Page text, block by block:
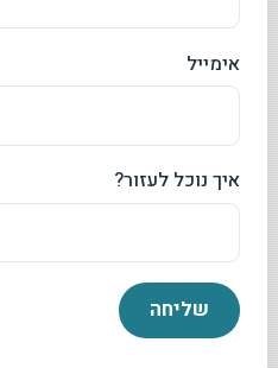
אימייל
איך נוכל לעזור?